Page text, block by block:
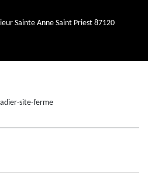
Sainte Anne Saint Priest 87120